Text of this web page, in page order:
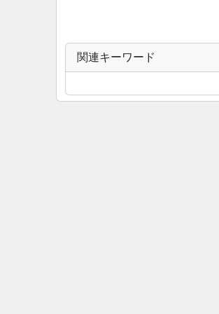
関連キーワード